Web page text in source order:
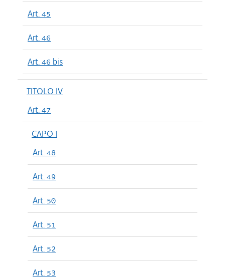
Art. 45
Art. 46
Art. 46 bis
TITOLO IV
Art. 47
CAPO I
Art. 48
Art. 49
Art. 50
Art. 51
Art. 52
Art. 53